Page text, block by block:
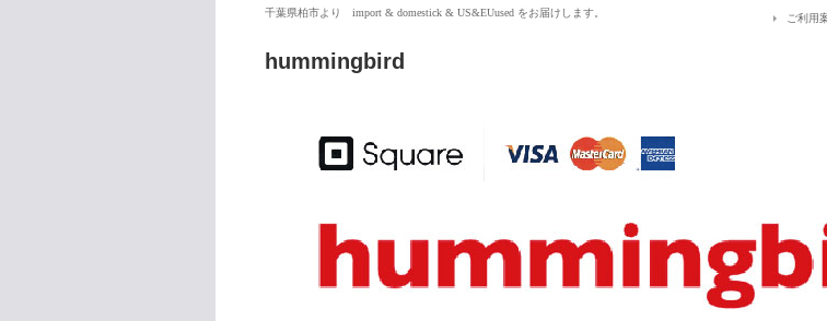
千葉県柏市より import & domestick & US&EUused をお届けします。
hummingbird
ご利用